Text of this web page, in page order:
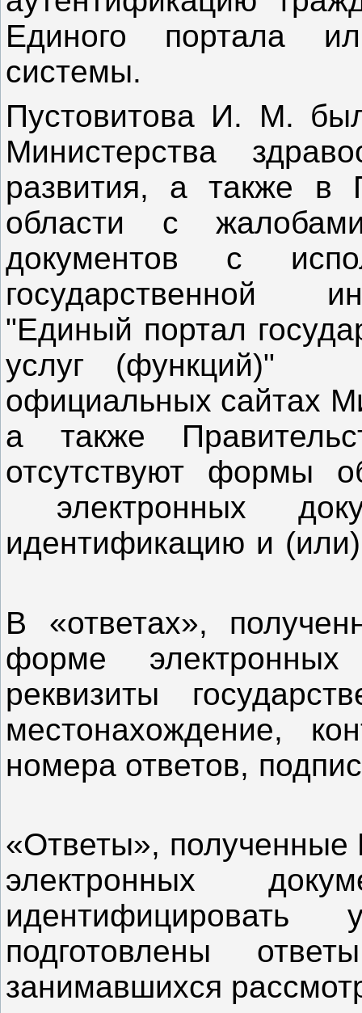
Единого портала
системы.
Пустовитова И. М.
Министерства
развития, а также в
области с
документов с
государственной
"Единый портал
услуг (функций)"
официальных сайтах
а также
отсутствуют формы
электронных
идентификацию и
В «ответах»,
форме электронных
реквизиты
местонахождение,
номера ответов,
«Ответы»,
электронных
подготовлены
занимавшихся